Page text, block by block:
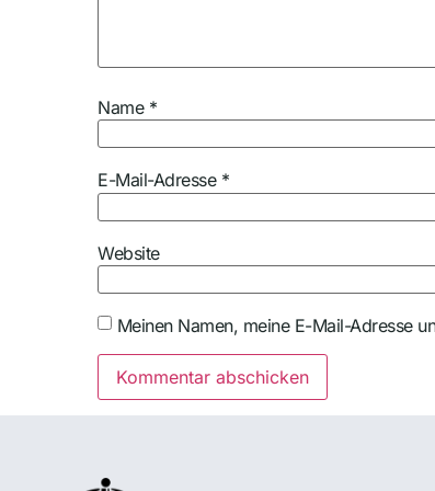
Name *
E-Mail-Adresse *
Website
Meinen Namen, meine E-Mail-Adresse